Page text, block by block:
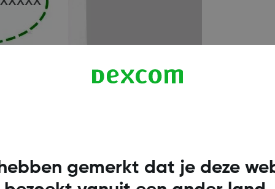
gemerkt dat je deze